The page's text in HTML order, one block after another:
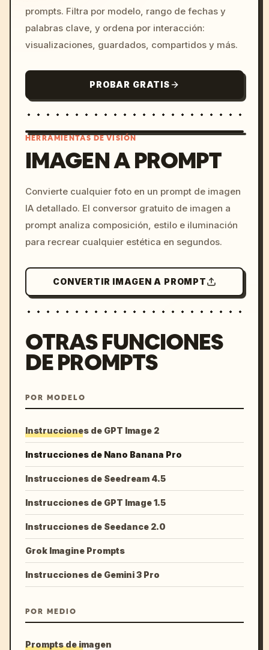
prompts. Filtra por modelo, rango de fechas y
palabras clave, y ordena por interacción:
visualizaciones, guardados, compartidos y más.
PROBAR GRATIS
c, cyberpunk sunset, neon
colors, 8k --v 6.0
HERRAMIENTAS DE VISIÓN
IMAGEN A PROMPT
Convierte cualquier foto en un prompt de imagen
IA detallado. El conversor gratuito de imagen a
prompt analiza composición, estilo e iluminación
para recrear cualquier estética en segundos.
CONVERTIR IMAGEN A PROMPT
OTRAS FUNCIONES
DE PROMPTS
POR MODELO
Instrucciones de GPT Image 2
Instrucciones de Nano Banana Pro
Instrucciones de Seedream 4.5
Instrucciones de GPT Image 1.5
Instrucciones de Seedance 2.0
Grok Imagine Prompts
Instrucciones de Gemini 3 Pro
POR MEDIO
Prompts de imagen